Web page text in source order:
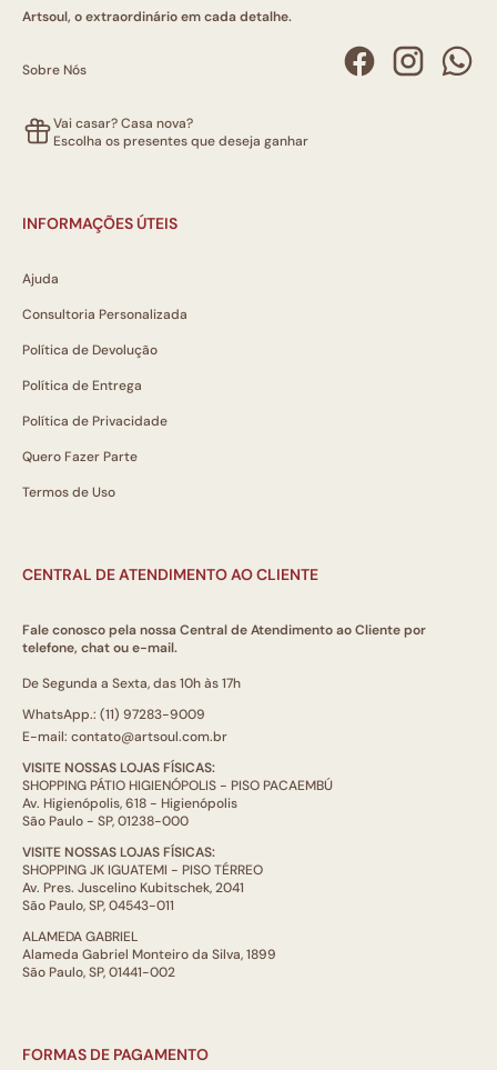
Artsoul, o extraordinário em cada detalhe.
Sobre Nós
Vai casar? Casa nova?
Escolha os presentes que deseja ganhar
INFORMAÇÕES ÚTEIS
Ajuda
Consultoria Personalizada
Política de Devolução
Política de Entrega
Política de Privacidade
Quero Fazer Parte
Termos de Uso
CENTRAL DE ATENDIMENTO AO CLIENTE
Fale conosco pela nossa Central de Atendimento ao Cliente por
telefone, chat ou e-mail.
De Segunda a Sexta, das 10h às 17h
WhatsApp.: (11) 97283-9009
E-mail: contato@artsoul.com.br
VISITE NOSSAS LOJAS FÍSICAS:
SHOPPING PÁTIO HIGIENÓPOLIS - PISO PACAEMBÚ
Av. Higienópolis, 618 - Higienópolis
São Paulo - SP, 01238-000
VISITE NOSSAS LOJAS FÍSICAS:
SHOPPING JK IGUATEMI - PISO TÉRREO
Av. Pres. Juscelino Kubitschek, 2041
São Paulo, SP, 04543-011
ALAMEDA GABRIEL
Alameda Gabriel Monteiro da Silva, 1899
São Paulo, SP, 01441-002
FORMAS DE PAGAMENTO